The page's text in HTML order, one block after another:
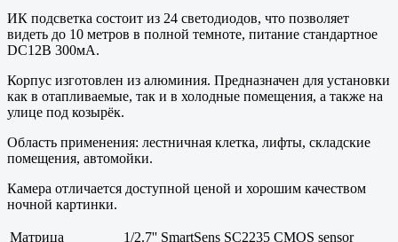
ИК подсветка состоит из 24 светодиодов, что позволяет
видеть до 10 метров в полной темноте, питание стандартное
DC12В 300мА.
Корпус изготовлен из алюминия. Предназначен для установки
как в отапливаемые, так и в холодные помещения, а также на
улице под козырёк.
Область применения: лестничная клетка, лифты, складские
помещения, автомойки.
Камера отличается доступной ценой и хорошим качеством
ночной картинки.
Матрица
1/2.7'' SmartSens SC2235 CMOS sensor